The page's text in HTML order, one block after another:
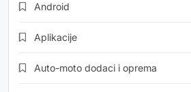
Android
Aplikacije
Auto-moto dodaci i oprema